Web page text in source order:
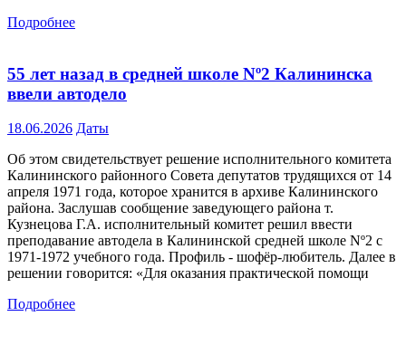
Подробнее
55 лет назад в средней школе Nº2 Калининска
ввели автодело
18.06.2026 Даты
Об этом свидетельствует решение исполнительного комитета
Калининского районного Совета депутатов трудящихся от 14
апреля 1971 года, которое хранится в архиве Калининского
района. Заслушав сообщение заведующего района т.
Кузнецова Г.А. исполнительный комитет решил ввести
преподавание автодела в Калининской средней школе Nº2 с
1971-1972 учебного года. Профиль - шофёр-любитель. Далее в
решении говорится: «Для оказания практической помощи
Подробнее